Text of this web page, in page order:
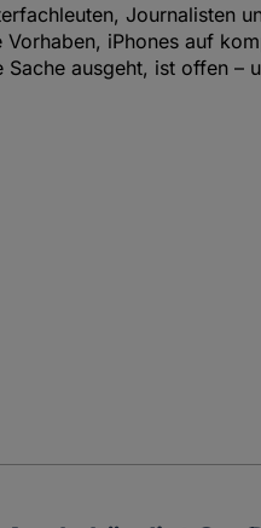
Journalisten
iPhones auf
ausgeht, ist offen –